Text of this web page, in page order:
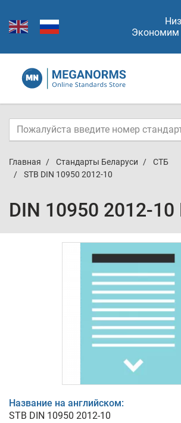
Экономим
Главная Стандарты Беларуси
СТБ
STB DIN 10950 2012-10
DIN 10950 2012-10
Название на английском:
STB DIN 10950 2012-10